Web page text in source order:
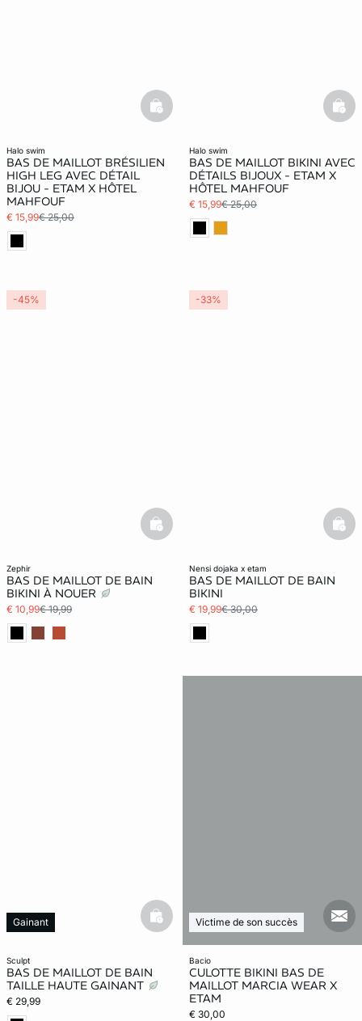
halo swim
BAS DE MAILLOT BRÉSILIEN
HIGH LEG AVEC DÉTAIL
BIJOU - ETAM X HÔTEL
MAHFOUF
€ 15,99€ 25,00
basketfull
halo swim
BAS DE MAILLOT BIKINI AVEC
DÉTAILS BIJOUX - ETAM X
HÔTEL MAHFOUF
€ 15,99€ 25,00
zephir
BAS DE MAILLOT DE BAIN
BIKINI À NOUER
€ 10,99€ 19,99
basketfull
-45%
nensi dojaka x etam
BAS DE MAILLOT DE BAIN
BIKINI
€ 19,99€ 30,00
-33%
sculpt
BAS DE MAILLOT DE BAIN
TAILLE HAUTE GAINANT
€ 29,99
Gainant basketfull
bacio
CULOTTE BIKINI BAS DE
MAILLOT MARCIA WEAR X
ETAM
€ 30,00
Victime de son succès